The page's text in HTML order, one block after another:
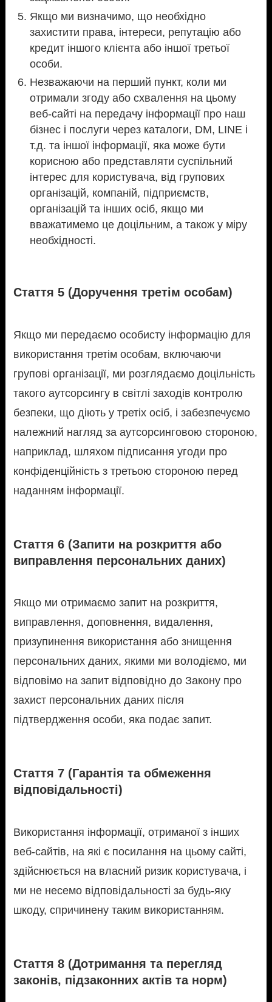
Якщо ми визначимо, що необхідно
захистити права, інтереси, репутацію або
кредит іншого клієнта або іншої третьої
особи.
Незважаючи на перший пункт, коли ми
отримали згоду або схвалення на цьому
веб-сайті на передачу інформації про наш
бізнес і послуги через каталоги, DM, LINE і
т.д. та іншої інформації, яка може бути
корисною або представляти суспільний
інтерес для користувача, від групових
організацій, компаній, підприємств,
організацій та інших осіб, якщо ми
вважатимемо це доцільним, а також у міру
необхідності.
Стаття 5 (Доручення третім особам)
Якщо ми передаємо особисту інформацію для
використання третім особам, включаючи
групові організації, ми розглядаємо доцільність
такого аутсорсингу в світлі заходів контролю
безпеки, що діють у третіх осіб, і забезпечуємо
належний нагляд за аутсорсинговою стороною,
наприклад, шляхом підписання угоди про
конфіденційність з третьою стороною перед
наданням інформації.
Стаття 6 (Запити на розкриття або
виправлення персональних даних)
Якщо ми отримаємо запит на розкриття,
виправлення, доповнення, видалення,
призупинення використання або знищення
персональних даних, якими ми володіємо, ми
відповімо на запит відповідно до Закону про
захист персональних даних після
підтвердження особи, яка подає запит.
Стаття 7 (Гарантія та обмеження
відповідальності)
Використання інформації, отриманої з інших
веб-сайтів, на які є посилання на цьому сайті,
здійснюється на власний ризик користувача, і
ми не несемо відповідальності за будь-яку
шкоду, спричинену таким використанням.
Стаття 8 (Дотримання та перегляд
законів, підзаконних актів та норм)